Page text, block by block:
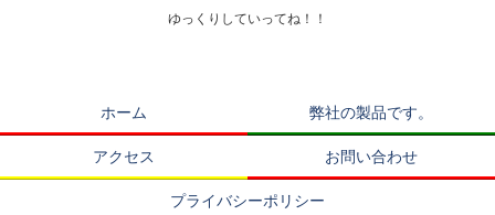
ゆっくりしていってね！！
ホーム 弊社の製品です。
アクセス お問い合わせ
プライバシーポリシー